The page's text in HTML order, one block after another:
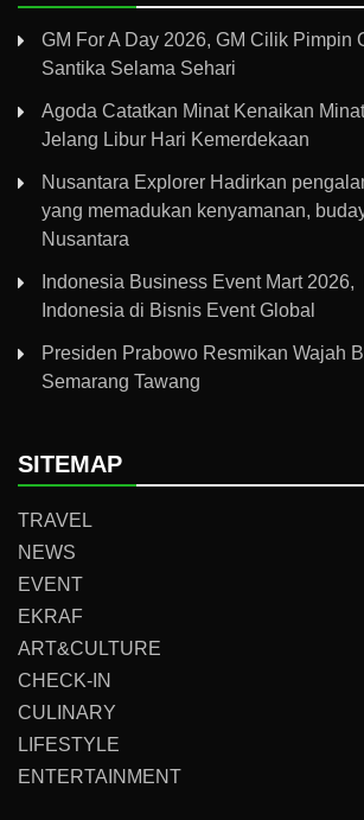
GM For A Day 2026, GM Cilik Pimpin
Santika Selama Sehari
Agoda Catatkan Minat Kenaikan
Jelang Libur Hari Kemerdekaan
Nusantara Explorer Hadirkan
yang memadukan kenyamanan,
Nusantara
Indonesia Business Event Mart 2026,
Indonesia di Bisnis Event Global
Presiden Prabowo Resmikan Wajah
Semarang Tawang
SITEMAP
TRAVEL
NEWS
EVENT
EKRAF
ART&CULTURE
CHECK-IN
CULINARY
LIFESTYLE
ENTERTAINMENT